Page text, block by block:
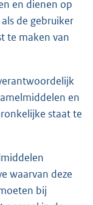
en dienen op
de gebruiker
te maken van
en
staat te
waarvan deze
bij